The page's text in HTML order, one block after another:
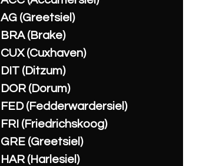
AG (Greetsiel)
BRA (Brake)
CUX (Cuxhaven)
DIT (Ditzum)
DOR (Dorum)
FED (Fedderwardersiel)
FRI (Friedrichskoog)
GRE (Greetsiel)
HAR (Harlesiel)